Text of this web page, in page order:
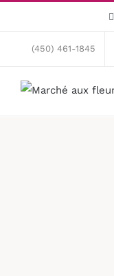
content(450) 461-1845